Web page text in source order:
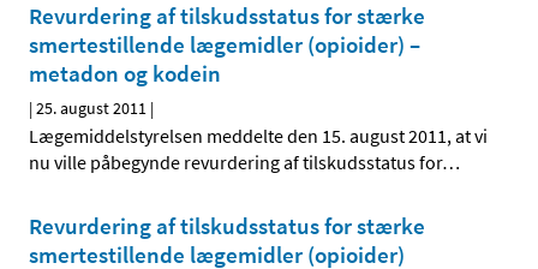
Revurdering af tilskudsstatus for stærke
smertestillende lægemidler (opioider) –
metadon og kodein
|25. august 2011 |
Lægemiddelstyrelsen meddelte den 15. august 2011, at vi
nu ville påbegynde revurdering af tilskudsstatus for…
Revurdering af tilskudsstatus for stærke
smertestillende lægemidler (opioider)